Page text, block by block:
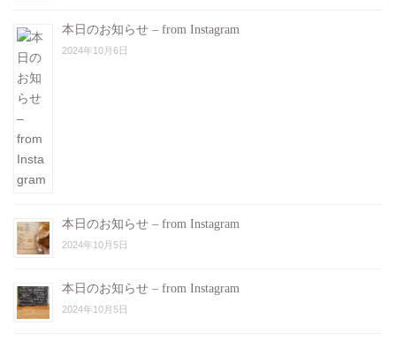
本日のお知らせ – from Instagram
2024年10月6日
本日のお知らせ – from Instagram
2024年10月5日
本日のお知らせ – from Instagram
2024年10月5日